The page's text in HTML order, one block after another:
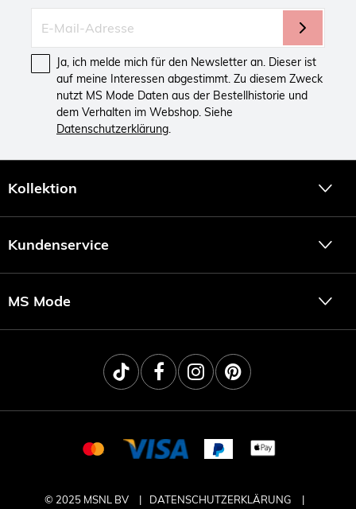
Ja, ich melde mich für den Newsletter an. Dieser ist
auf meine Interessen abgestimmt. Zu diesem Zweck
nutzt MS Mode Daten aus der Bestellhistorie und
dem Verhalten im Webshop. Siehe
Datenschutzerklärung.
Kollektion
Kundenservice
MS Mode
© 2025 MSNL BV
DATENSCHUTZERKLÄRUNG